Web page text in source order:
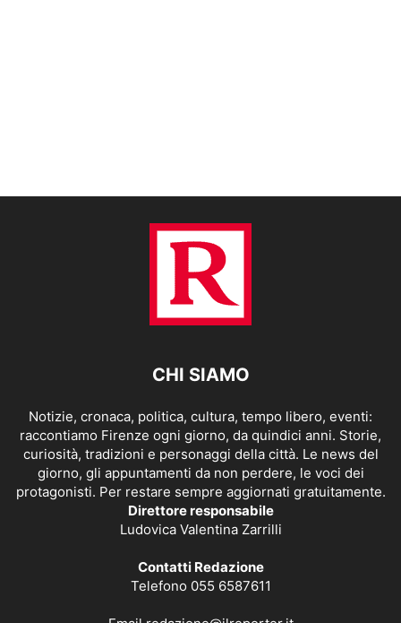
CHI SIAMO
Notizie, cronaca, politica, cultura, tempo libero, eventi:
raccontiamo Firenze ogni giorno, da quindici anni. Storie,
curiosità, tradizioni e personaggi della città. Le news del
giorno, gli appuntamenti da non perdere, le voci dei
protagonisti. Per restare sempre aggiornati gratuitamente.
Direttore responsabile
Ludovica Valentina Zarrilli
Contatti Redazione
Telefono 055 6587611